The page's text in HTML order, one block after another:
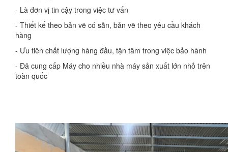
- Là đơn vị tin cậy trong việc tư vấn
- Thiết kế theo bản vẽ có sẵn, bản vẽ theo yêu cầu khách
hàng
- Ưu tiên chất lượng hàng đầu, tận tâm trong việc bảo hành
- Đã cung cấp Máy cho nhiều nhà máy sản xuất lớn nhỏ trên
toàn quốc